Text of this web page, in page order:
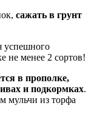
сажать в грунт
успешного
не менее 2 сортов!
в прополке,
и подкормках.
мульчи из торфа